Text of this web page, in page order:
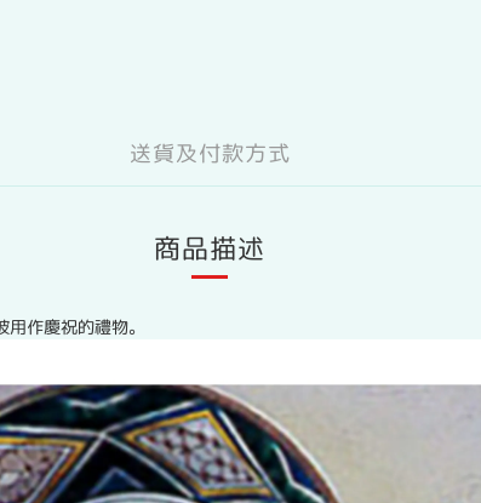
送貨及付款方式
商品描述
作慶祝的禮物。